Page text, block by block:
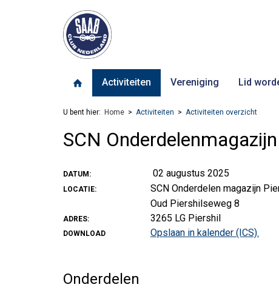
Activiteiten Vereniging Lid
U bent hier: Home Activiteiten Activiteiten overzicht
SCN
DATUM: 02 augustus 2025
LOCATIE: SCN Onderdelen magazijn
ADRES:
Oud Piershilseweg 8
3265 LG Piershil
DOWNLOAD Opslaan in kalender (ICS).
Onderdelen